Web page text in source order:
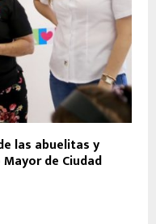
las abuelitas y
de Ciudad